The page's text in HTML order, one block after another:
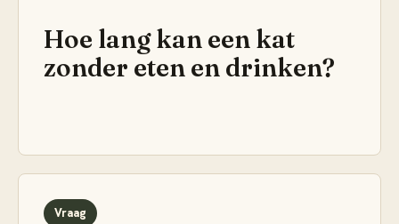
Hoe lang kan een kat
zonder eten en drinken?
Vraag